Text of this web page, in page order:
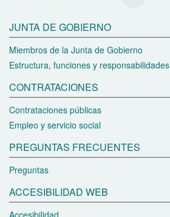
JUNTA DE GOBIERNO
Miembros de la Junta de Gobierno
Estructura, funciones y responsabilidades
CONTRATACIONES
Contrataciones públicas
Empleo y servicio social
PREGUNTAS FRECUENTES
Preguntas
ACCESIBILIDAD WEB
Accesibilidad